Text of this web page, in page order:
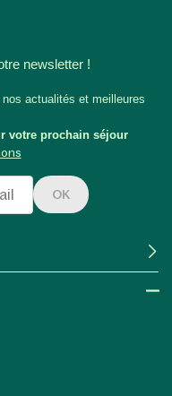
newsletter !
actualités et meilleures
votre prochain séjour
OK